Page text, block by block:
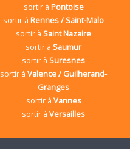
sortir à Pontoise
sortir àRennes / Saint-Malo
sortir àSaint Nazaire
sortir àSaumur
sortir àSuresnes
sortir àValence / Guilherand-
Granges
sortir à Vannes
sortir àVersailles